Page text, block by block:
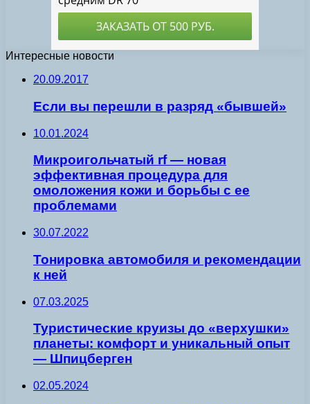
Интересные новости
20.09.2017
Если вы перешли в разряд «бывшей»
10.01.2024
Микроигольчатый rf — новая
эффективная процедура для
омоложения кожи и борьбы с ее
проблемами
30.07.2022
Тонировка автомобиля и рекомендации
к ней
07.03.2025
Туристические круизы до «верхушки»
планеты: комфорт и уникальный опыт
— Шпицберген
02.05.2024